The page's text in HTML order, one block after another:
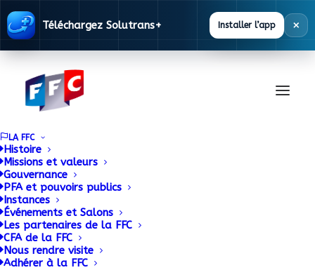
Téléchargez Solutrans+ Installer l’app ×
LA FFC
Histoire
Missions et valeurs
Gouvernance
PFA et pouvoirs publics
Instances
Événements et Salons
Les partenaires de la FFC
CFA de la FFC
Nous rendre visite
Adhérer à la FFC
Documentation
La FFC met à disposition des ses adhérents
une base documentaire alimentée en